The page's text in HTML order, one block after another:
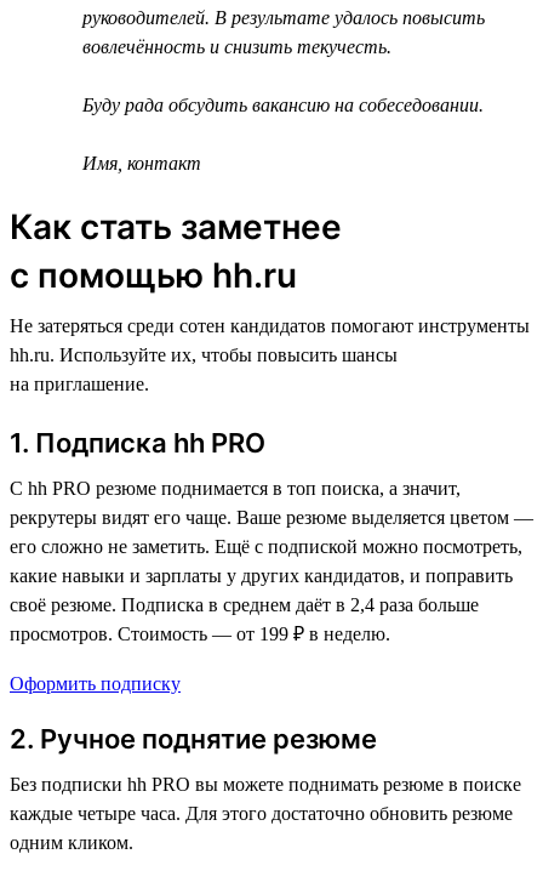
руководителей. В результате удалось повысить
вовлечённость и снизить текучесть.
Буду рада обсудить вакансию на собеседовании.
Имя, контакт
Как стать заметнее
с помощью hh.ru
Не затеряться среди сотен кандидатов помогают инструменты
hh.ru. Используйте их, чтобы повысить шансы
на приглашение.
1. Подписка hh PRO
С hh PRO резюме поднимается в топ поиска, а значит,
рекрутеры видят его чаще. Ваше резюме выделяется цветом —
его сложно не заметить. Ещё с подпиской можно посмотреть,
какие навыки и зарплаты у других кандидатов, и поправить
своё резюме. Подписка в среднем даёт в 2,4 раза больше
просмотров. Стоимость — от 199 ₽ в неделю.
Оформить подписку
2. Ручное поднятие резюме
Без подписки hh PRO вы можете поднимать резюме в поиске
каждые четыре часа. Для этого достаточно обновить резюме
одним кликом.